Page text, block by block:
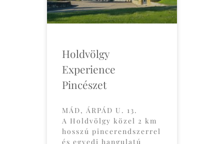
Holdvölgy
Experience
Pincészet
MÁD, ÁRPÁD U. 13.
A Holdvölgy közel 2 km
hosszú pincerendszerrel
és egyedi hangulatú